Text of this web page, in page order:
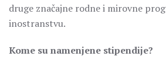
druge značajne rodne i mirovne
inostranstvu.
Kome su namenjene stipendije?